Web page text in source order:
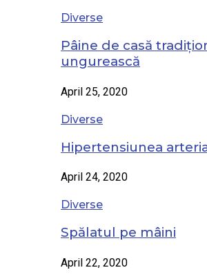
Diverse
Pâine de casă
ungurească
April 25, 2020
Diverse
Hipertensiunea
April 24, 2020
Diverse
Spălatul pe mâini
April 22, 2020